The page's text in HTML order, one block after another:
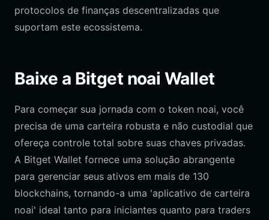
protocolos de finanças descentralizadas que
suportam este ecossistema.
Baixe a Bitget noai Wallet
Para começar sua jornada com o token noai, você
precisa de uma carteira robusta e não custodial que
ofereça controle total sobre suas chaves privadas.
A Bitget Wallet fornece uma solução abrangente
para gerenciar seus ativos em mais de 130
blockchains, tornando-a uma 'aplicativo de carteira
noai' ideal tanto para iniciantes quanto para traders